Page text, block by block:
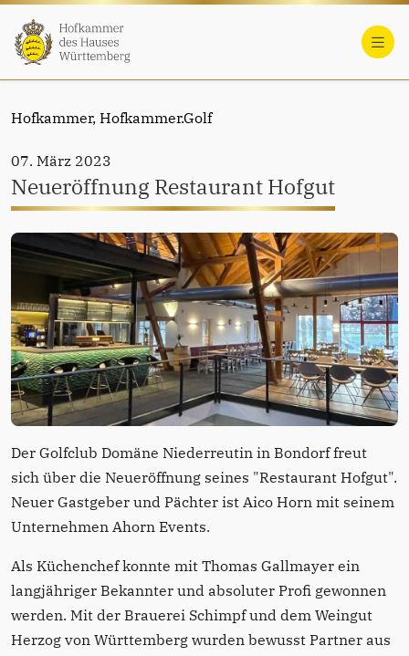
Hofkammer, Hofkammer.Golf
07. März 2023
Neueröffnung Restaurant Hofgut
Der Golfclub Domäne Niederreutin in Bondorf freut
sich über die Neueröffnung seines "Restaurant Hofgut".
Neuer Gastgeber und Pächter ist Aico Horn mit seinem
Unternehmen Ahorn Events.
Als Küchenchef konnte mit Thomas Gallmayer ein
langjähriger Bekannter und absoluter Profi gewonnen
werden. Mit der Brauerei Schimpf und dem Weingut
Herzog von Württemberg wurden bewusst Partner aus